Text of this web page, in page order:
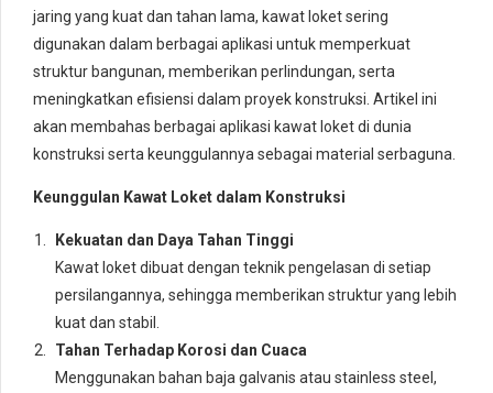
jaring yang kuat dan tahan lama, kawat loket sering
digunakan dalam berbagai aplikasi untuk memperkuat
struktur bangunan, memberikan perlindungan, serta
meningkatkan efisiensi dalam proyek konstruksi. Artikel ini
akan membahas berbagai aplikasi kawat loket di dunia
konstruksi serta keunggulannya sebagai material serbaguna.
Keunggulan Kawat Loket dalam Konstruksi
Kekuatan dan Daya Tahan Tinggi
Kawat loket dibuat dengan teknik pengelasan di setiap
persilangannya, sehingga memberikan struktur yang lebih
kuat dan stabil.
Tahan Terhadap Korosi dan Cuaca
Menggunakan bahan baja galvanis atau stainless steel,